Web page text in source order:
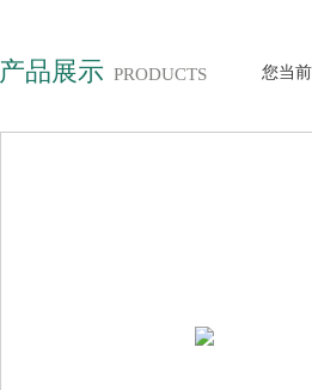
产品展示 PRODUCTS 您当